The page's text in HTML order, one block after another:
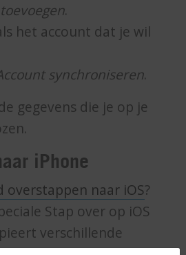
.
het account dat je wil
synchroniseren.
gegevens die je op je
iPhone
overstappen naar iOS?
Stap over op iOS
verschillende